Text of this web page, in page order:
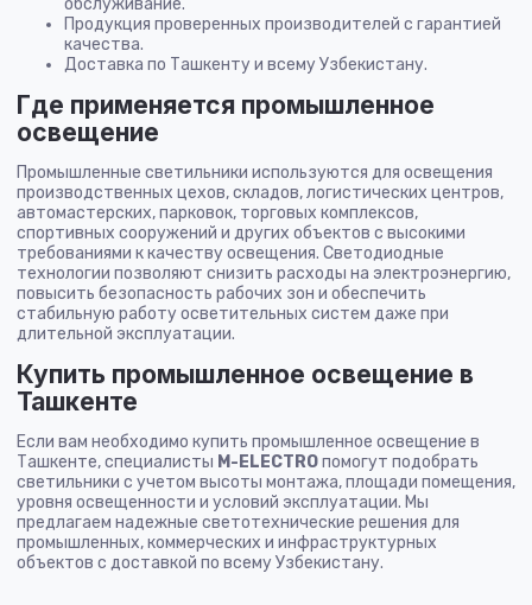
Продукция проверенных производителей с гарантией
качества.
Доставка по Ташкенту и всему Узбекистану.
Где применяется промышленное
освещение
Промышленные светильники используются для освещения
производственных цехов, складов, логистических центров,
автомастерских, парковок, торговых комплексов,
спортивных сооружений и других объектов с высокими
требованиями к качеству освещения. Светодиодные
технологии позволяют снизить расходы на электроэнергию,
повысить безопасность рабочих зон и обеспечить
стабильную работу осветительных систем даже при
длительной эксплуатации.
Купить промышленное освещение в
Ташкенте
Если вам необходимо купить промышленное освещение в
Ташкенте, специалисты M-ELECTROпомогут подобрать
светильники с учетом высоты монтажа, площади помещения,
уровня освещенности и условий эксплуатации. Мы
предлагаем надежные светотехнические решения для
промышленных, коммерческих и инфраструктурных
объектов с доставкой по всему Узбекистану.